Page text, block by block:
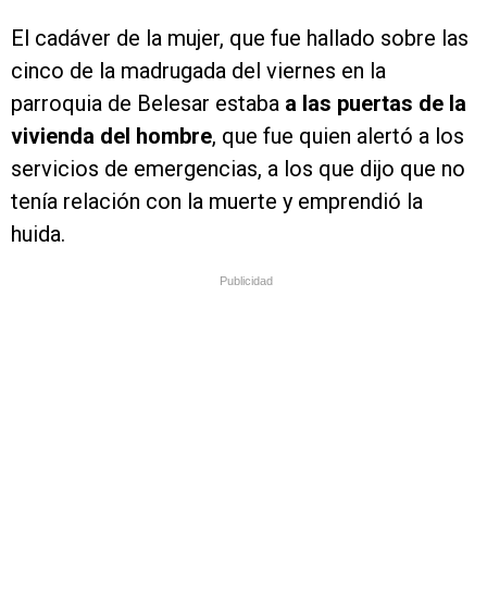
El cadáver de la mujer, que fue hallado sobre las
cinco de la madrugada del viernes en la
parroquia de Belesar estaba a las puertas de la
vivienda del hombre, que fue quien alertó a los
servicios de emergencias, a los que dijo que no
tenía relación con la muerte y emprendió la
huida.
Publicidad